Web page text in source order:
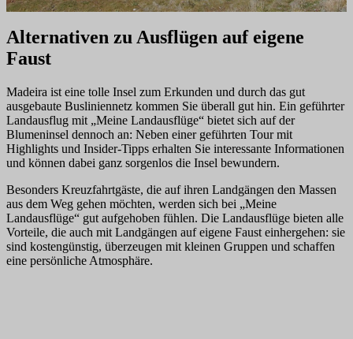
Alternativen zu Ausflügen auf eigene
Faust
Madeira ist eine tolle Insel zum Erkunden und durch das gut
ausgebaute Busliniennetz kommen Sie überall gut hin. Ein geführter
Landausflug mit „Meine Landausflüge“ bietet sich auf der
Blumeninsel dennoch an: Neben einer geführten Tour mit
Highlights und Insider-Tipps erhalten Sie interessante Informationen
und können dabei ganz sorgenlos die Insel bewundern.
Besonders Kreuzfahrtgäste, die auf ihren Landgängen den Massen
aus dem Weg gehen möchten, werden sich bei „Meine
Landausflüge“ gut aufgehoben fühlen. Die Landausflüge bieten alle
Vorteile, die auch mit Landgängen auf eigene Faust einhergehen: sie
sind kostengünstig, überzeugen mit kleinen Gruppen und schaffen
eine persönliche Atmosphäre.